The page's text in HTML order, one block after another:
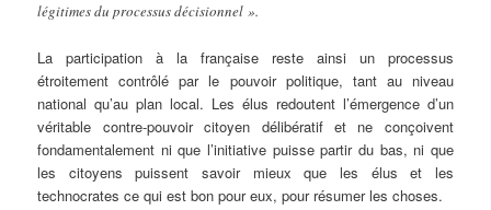
légitimes du processus décisionnel ».
La participation à la française reste ainsi un processus
étroitement contrôlé par le pouvoir politique, tant au niveau
national qu’au plan local. Les élus redoutent l’émergence d’un
véritable contre-pouvoir citoyen délibératif et ne conçoivent
fondamentalement ni que l’initiative puisse partir du bas, ni que
les citoyens puissent savoir mieux que les élus et les
technocrates ce qui est bon pour eux, pour résumer les choses.